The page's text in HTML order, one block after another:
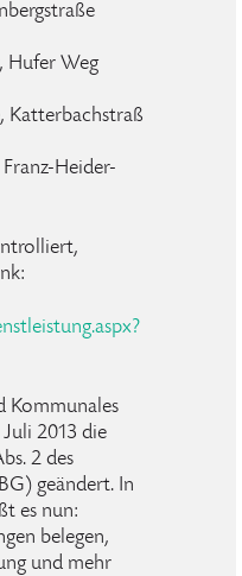
Hufer Weg
Katterbachstraß
Heider-
Kommunales
2013 die
2 des
geändert. In
es nun:
belegen,
und mehr